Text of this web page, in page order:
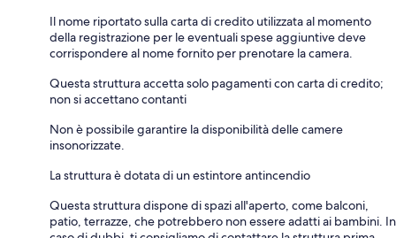
Il nome riportato sulla carta di credito utilizzata al momento
della registrazione per le eventuali spese aggiuntive deve
corrispondere al nome fornito per prenotare la camera.
Questa struttura accetta solo pagamenti con carta di credito;
non si accettano contanti
Non è possibile garantire la disponibilità delle camere
insonorizzate.
La struttura è dotata di un estintore antincendio
Questa struttura dispone di spazi all'aperto, come balconi,
patio, terrazze, che potrebbero non essere adatti ai bambini. In